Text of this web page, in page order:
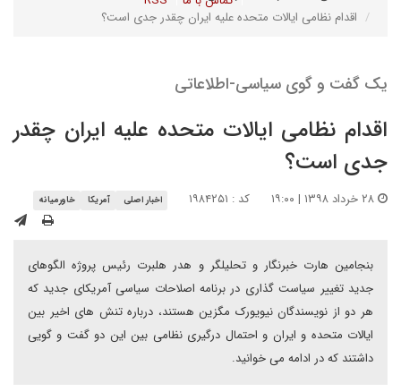
اقدام نظامی ایالات متحده علیه ایران چقدر جدی است؟
یک گفت و گوی سیاسی-اطلاعاتی
اقدام نظامی ایالات متحده علیه ایران چقدر
جدی است؟
کد : ۱۹۸۴۲۵۱ اخبار اصلی آمریکا خاورمیانه
بنجامین هارت خبرنگار و تحلیلگر و هدر هلبرت رئیس پروژه الگوهای
جدید تغییر سیاست گذاری در برنامه اصلاحات سیاسی آمریکای جدید که
هر دو از نویسندگان نیویورک مگزین هستند، درباره تنش های اخیر بین
ایالات متحده و ایران و احتمال درگیری نظامی بین این دو گفت و گویی
داشتند که در ادامه می خوانید.